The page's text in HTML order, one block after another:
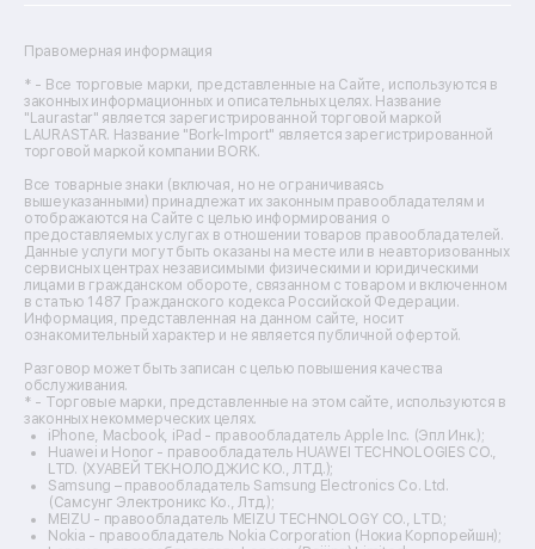
Ремонт фенов
Ремонт цифровых биноклей
Ремонт тепловизоров
Ремонт массажных кресел
Ремонт водонагревателей
Ремонт вытяжек
Ремонт источников бесперебойного питания
Ремонт пароварок
Ремонт микшерных пультов
Ремонт dj-пультов
Ремонт кухонных плит
Ремонт стедикамов
Ремонт оптических прицелов
Ремонт электровелосипедов
Ремонт видеокамер
Ремонт эхолотов
Ремонт 3d-принтеров
Ремонт прицелов ночного видения
Ремонт винных шкафов
Ремонт выпрямителей
Ремонт сушилок для рук
Ремонт дальномеров
Ремонт снегоуборщиков
Правомерная информация
* - Все торговые марки, представленные на Сайте, используются в
законных информационных и описательных целях. Название
"Laurastar" является зарегистрированной торговой маркой
LAURASTAR. Название "Bork-Import" является зарегистрированной
торговой маркой компании BORK.
Все товарные знаки (включая, но не ограничиваясь
вышеуказанными) принадлежат их законным правообладателям и
отображаются на Сайте с целью информирования о
предоставляемых услугах в отношении товаров правообладателей.
Данные услуги могут быть оказаны на месте или в неавторизованных
сервисных центрах независимыми физическими и юридическими
лицами в гражданском обороте, связанном с товаром и включенном
в статью 1487 Гражданского кодекса Российской Федерации.
Информация, представленная на данном сайте, носит
ознакомительный характер и не является публичной офертой.
Разговор может быть записан с целью повышения качества
обслуживания.
* - Торговые марки, представленные на этом сайте, используются в
законных некоммерческих целях.
iPhone, Macbook, iPad - правообладатель Apple Inc. (Эпл Инк.);
Huawei и Honor - правообладатель HUAWEI TECHNOLOGIES CO.,
LTD. (ХУАВЕЙ ТЕКНОЛОДЖИС КО., ЛТД.);
Samsung – правообладатель Samsung Electronics Co. Ltd.
(Самсунг Электроникс Ко., Лтд.);
MEIZU - правообладатель MEIZU TECHNOLOGY CO., LTD.;
Nokia - правообладатель Nokia Corporation (Нокиа Корпорейшн);